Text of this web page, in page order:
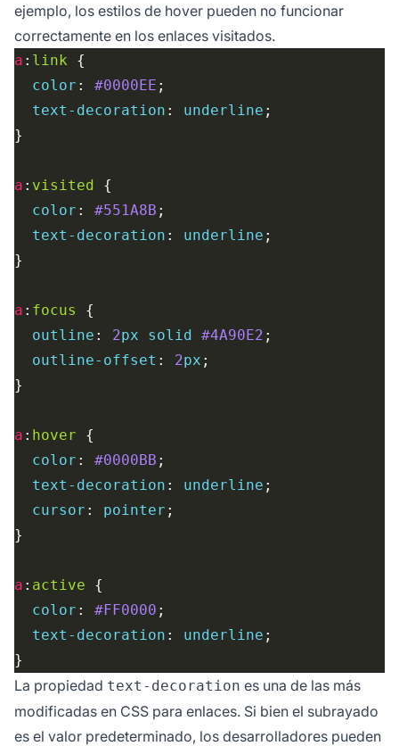
ejemplo, los estilos de hover pueden no funcionar
correctamente en los enlaces visitados.
a : link
color : #0000EE
text-decoration : underline
a : visited
color : #551A8B
text-decoration : underline
a : focus
outline : 2px solid #4A90E2
outline-offset : 2px
a : hover
color : #0000BB
text-decoration : underline
cursor : pointer
a : active
color : #FF0000
text-decoration : underline
La propiedad text-decoration es una de las más
modificadas en CSS para enlaces. Si bien el subrayado
es el valor predeterminado, los desarrolladores pueden